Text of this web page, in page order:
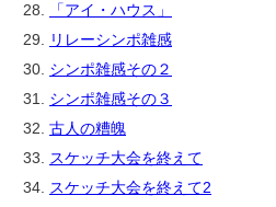
28.
「アイ・ハウス」
29.
リレーシンポ雑感
30. シンポ雑感その２
31. シンポ雑感その３
32. 古人の糟魄
33.
スケッチ大会を終えて
34.
スケッチ大会を終えて2